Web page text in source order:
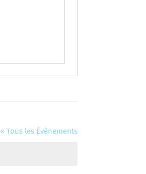
« Tous les Évènements